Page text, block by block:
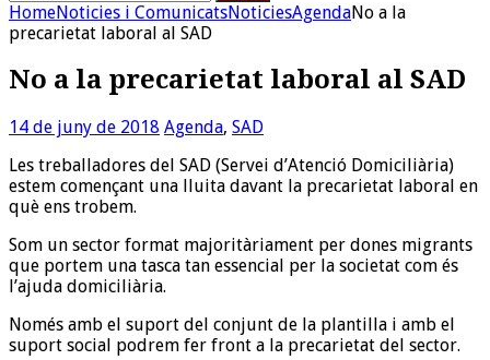
HomeNoticies i ComunicatsNoticiesAgendaNo a la
precarietat laboral al SAD
No a la precarietat laboral al SAD
14 de juny de 2018 Agenda, SAD
Les treballadores del SAD (Servei d’Atenció Domiciliària)
estem començant una lluita davant la precarietat laboral en
què ens trobem.
Som un sector format majoritàriament per dones migrants
que portem una tasca tan essencial per la societat com és
l’ajuda domiciliària.
Només amb el suport del conjunt de la plantilla i amb el
suport social podrem fer front a la precarietat del sector.